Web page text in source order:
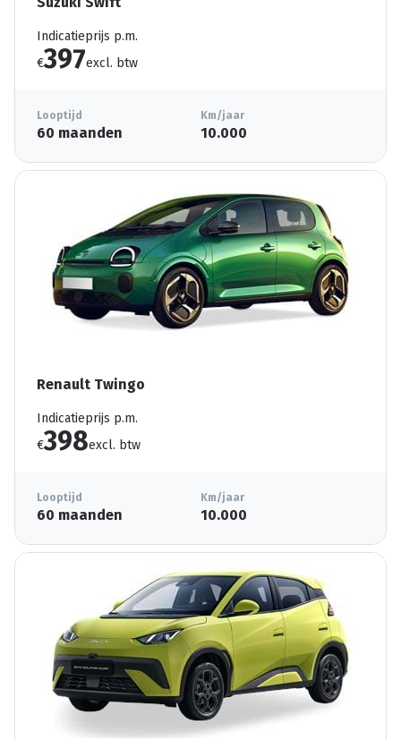
Indicatieprijs p.m.
€397excl. btw
Looptijd
60 maanden
Km/jaar
10.000
Renault Twingo
Indicatieprijs p.m.
€398excl. btw
Looptijd
60 maanden
Km/jaar
10.000